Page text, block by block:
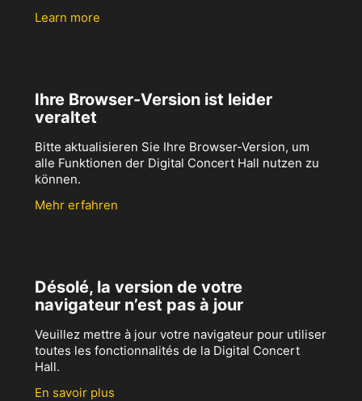
Learn more
Ihre Browser-Version ist leider
veraltet
Bitte aktualisieren Sie Ihre Browser-Version, um
alle Funktionen der Digital Concert Hall nutzen zu
können.
Mehr erfahren
Désolé, la version de votre
navigateur n’est pas à jour
Veuillez mettre à jour votre navigateur pour utiliser
toutes les fonctionnalités de la Digital Concert
Hall.
En savoir plus